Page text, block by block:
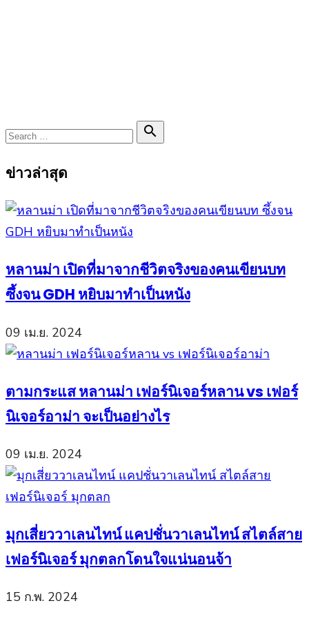
Search

Search
ข่าวล่าสุด
หลานม่า เปิดที่มาจากชีวิตจริงของคนเขียนบท
ซึ้งจน GDH หยิบมาทำเป็นหนัง
09 เม.ย. 2024
ตามกระแส หลานม่า เฟอร์นิเจอร์หลาน vs เฟอร์
นิเจอร์อาม่า จะเป็นอย่างไร
09 เม.ย. 2024
มุกเสี่ยววาเลนไทน์ แคปชั่นวาเลนไทน์ สไตล์สาย
เฟอร์นิเจอร์ มุกตลกโดนใจแน่นอนจ้า
15 ก.พ. 2024